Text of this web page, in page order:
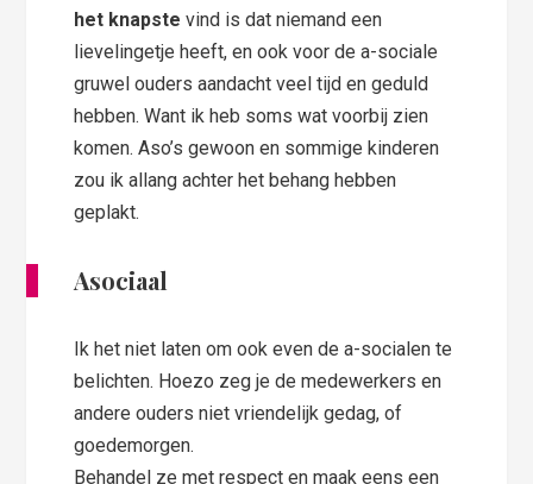
het knapste vind is dat niemand een
lievelingetje heeft, en ook voor de a-sociale
gruwel ouders aandacht veel tijd en geduld
hebben. Want ik heb soms wat voorbij zien
komen. Aso’s gewoon en sommige kinderen
zou ik allang achter het behang hebben
geplakt.
Asociaal
Ik het niet laten om ook even de a-socialen te
belichten. Hoezo zeg je de medewerkers en
andere ouders niet vriendelijk gedag, of
goedemorgen.
Behandel ze met respect en maak eens een